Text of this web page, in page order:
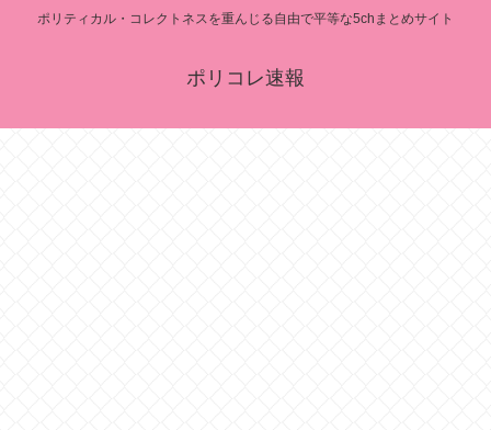
ポリティカル・コレクトネスを重んじる自由で平等な5chまとめサイト
ポリコレ速報